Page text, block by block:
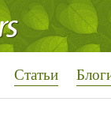
Статьи